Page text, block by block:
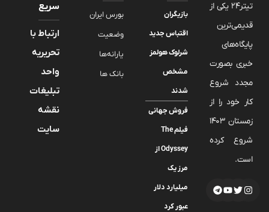
تیتر24 یکی از
قدیمی‌ترین
پایگاه‌های
خبری بصورت
مجدد شروع
کار خود را از
زمستان 1403
شروع کرده
است.
بازیگران
اقتباس جدید
شرلوک هولمز
مشخص
شدند
فروش جهانی
فیلم The
Odyssey از
مرز یک
میلیارد دلار
عبور کرد
بورس ایران
وضعیت
یارانه‌ها
بانک ها
سریع
ارتباط با
تحریریه
واحد
تبلیغات
نقشه
سایت